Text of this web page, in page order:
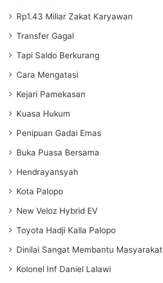
Rp1.43 Miliar Zakat Karyawan
Transfer Gagal
Tapi Saldo Berkurang
Cara Mengatasi
Kejari Pamekasan
Kuasa Hukum
Penipuan Gadai Emas
Buka Puasa Bersama
Hendrayansyah
Kota Palopo
New Veloz Hybrid EV
Toyota Hadji Kalla Palopo
Dinilai Sangat Membantu Masyarakat
Kolonel Inf Daniel Lalawi